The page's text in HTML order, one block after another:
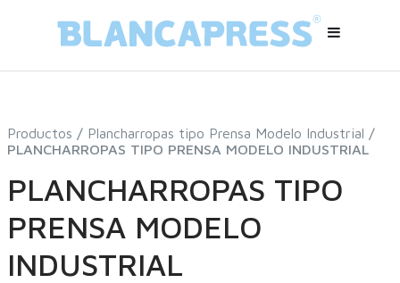
Productos / Plancharropas tipo Prensa Modelo Industrial /
PLANCHARROPAS TIPO PRENSA MODELO INDUSTRIAL
PLANCHARROPAS TIPO
PRENSA MODELO
INDUSTRIAL